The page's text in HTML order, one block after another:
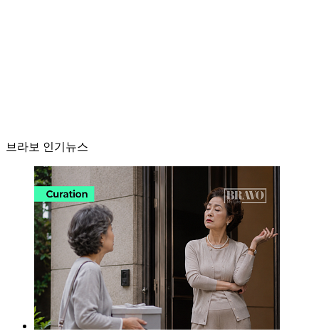
브라보 인기뉴스